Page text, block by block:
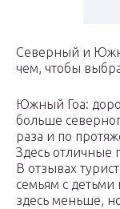
Северный и
чем, чтобы
Южный Гоа:
больше
раза и по
Здесь отличные
В отзывах
семьям с
здесь меньше,